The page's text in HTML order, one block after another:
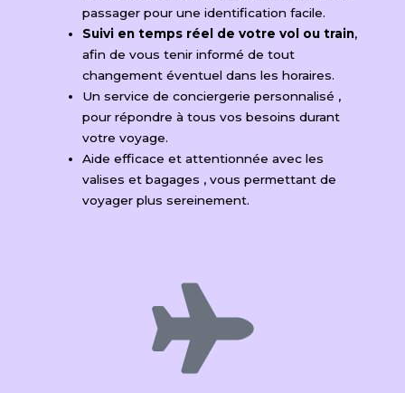
passager pour une identification facile.
Suivi en temps réel de votre vol ou train,
afin de vous tenir informé de tout
changement éventuel dans les horaires.
Un service de conciergerie personnalisé ​,
pour répondre à tous vos besoins durant
votre voyage.
Aide efficace et attentionnée avec les
valises et bagages ​, vous permettant de
voyager plus sereinement.